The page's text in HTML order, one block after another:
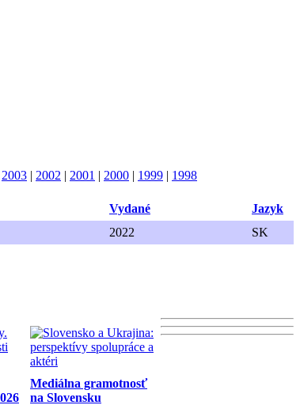
2003 | 2002 | 2001 | 2000 | 1999 | 1998
Vydané
Jazyk
2022 SK
Mediálna gramotnosť
na Slovensku